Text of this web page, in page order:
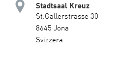
Stadtsaal Kreuz
St.Gallerstrasse 30
8645 Jona
Svizzera